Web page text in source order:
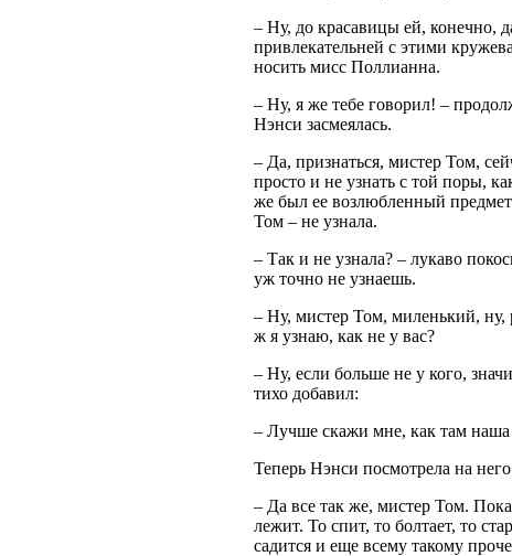
– Ну, до красавицы ей, конечно,
привлекательней с этими
носить мисс Поллианна.
– Ну, я же тебе говорил! –
Нэнси засмеялась.
– Да, признаться, мистер Том,
просто и не узнать с той поры,
же был ее возлюбленный
Том – не узнала.
– Так и не узнала? – лукаво
уж точно не узнаешь.
– Ну, мистер Том, миленький, ну,
ж я узнаю, как не у вас?
– Ну, если больше не у кого,
тихо добавил:
– Лучше скажи мне, как там
Теперь Нэнси посмотрела на
– Да все так же, мистер Том.
лежит. То спит, то болтает, то
садится и еще всему такому